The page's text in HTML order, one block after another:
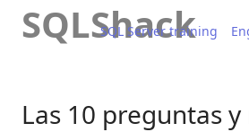
SQLShack
SQL Server training
Las 10 preguntas